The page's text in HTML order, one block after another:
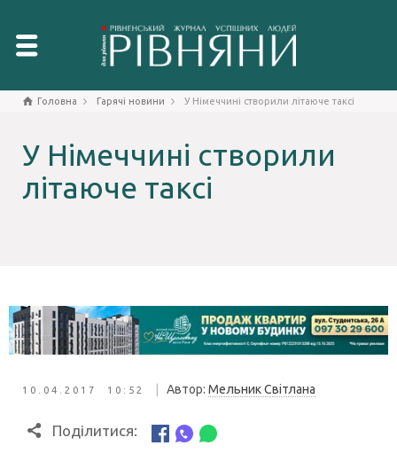
Головна Гарячі новини У Німеччині створили літаюче таксі
У Німеччині створили
літаюче таксі
10.04.2017 10:52 Автор: Мельник Світлана
Поділитися: